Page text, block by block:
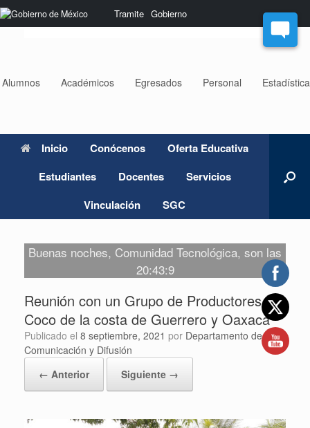
Nota:
este
sistema
Tramite Gobierno
Saltar
al
Alumnos Académicos Egresados Personal
Inicio Conócenos
Oferta Educativa
Estudiantes
Docentes
Servicios
Vinculación
SGC
Buenas noches, Comunidad Tecnológica, son las
20:43:9
Reunión con un Grupo de Productores de
Coco de la costa de Guerrero y Oaxaca
Publicado el 8 septiembre, 2021 por Departamento de
Comunicación y Difusión
← Anterior
Siguiente →